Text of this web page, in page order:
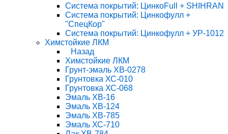
Система покрытий: ЦинкоFull + SHIHRAN
Система покрытий: Цинкофулл +
"СпецКор"
Система покрытий: Цинкофулл + УР-1012
Химстойкие ЛКМ
Назад
Химстойкие ЛКМ
Грунт-эмаль ХВ-0278
Грунтовка ХС-010
Грунтовка ХС-068
Эмаль ХВ-16
Эмаль ХВ-124
Эмаль ХВ-785
Эмаль ХС-710